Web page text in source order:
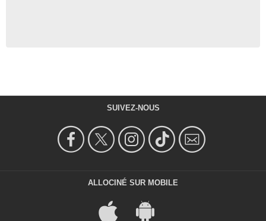
SUIVEZ-NOUS
ALLOCINÉ SUR MOBILE